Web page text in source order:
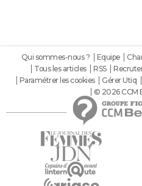
Qui sommes-nous ? Equipe
Tous les articles
RSS
Paramétrer les cookies
Gérer Utiq
© 2026 CCM